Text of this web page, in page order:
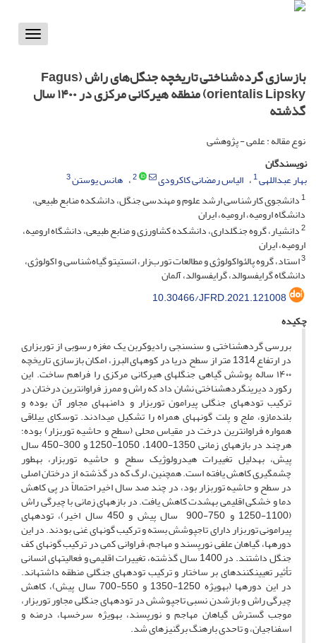
Toggle
بازسازی گرده‌شناختی تاریخچه جنگل‌های راش (‏Fagus
orientalis Lipsky‏) منطقه هیرکانی مرکزی در ۱۴۰۰ سال
گذشته
نوع مقاله : علمی - پژوهشی
نویسندگان
بهار عبداللهی1 الیاس رمضانی کاکرودی 2 هانس یوستن3
1دانشجوی کارشناسی ارشد علوم و مهندسی جنگل، دانشکده منابع طبیعی،
دانشگاه ارومیه، ارومیه، ایران
2دانشیار، گروه جنگلداری، دانشکده کشاورزی و منابع طبیعی، دانشگاه ارومیه،
ارومیه، ایران
3استاد، گروه پالئواکولوژی و مطالعات تورب‌زار، انستیتو گیاه‌شناسی و اکولوژی،
دانشگاه گرایفسوالد، گرایفسوالد، آلمان
10.30466/JFRD.2021.121008
چکیده
بررسی گرده­شناختی و سن­سنجی رادیوکربن یک مغزه رسوبی از توربزاری
در ارتفاع 1314 متر از سطح دریا در کوه­های البرز، امکان بازسازی تاریخچه
۱۴۰۰ ساله پوشش گیاهی جنگل­های هیرکانی مرکزی را فراهم ساخت. این
رکورد دیرین­گرده­شناختی نشان داد که راش و ممرز فراوان­ترین درختان در
ترکیب توده­های جنگلی پیرامون توربزار و دامنه­های مجاور آن بوده و
بلندمازو، ملج و پلت گونه­های همراه را تشکیل می­دادند. توسکای ییلاقی
همواره فراوان­ترین درخت در مقیاس محلی (سطح و حاشیه توربزار) بوده؛
هرچند در بازه­های زمانی 1350-1400، 1050-1250 و 300-450 سال
پیش، به­دلیل تغییرات هیدرولوژیک سطح و حاشیه توربزار، به­طور
چشمگیری کاهش یافته است. همچنین، لرگ که در گذشته از درختان اصلی
در سطح و حاشیه توربزار بود، در چند صد سال اخیر احتمالاً در پی کاهش
دما و خشکی اقلیمی به­شدت کاهش یافت. در بازه­های زمانی با چیرگی راش
(1100-1250 و 750-900 سال پیش و 450 سال اخیر)، توده­های
پیرامونی توربزار دارای تاج­پوشش بسته و ترکیب گونه­ای غنی بودند. در این
دوره­ها، گیاهان علفی نورپسند و مهاجم، فراوانی کمی در ترکیب گونه­ای کف
جنگل داشتند. در 1400 سال گذشته، تغییرات اقلیمی و فعالیت­های انسانی
تأثیر تعیین­کننده­ای بر ساختار و ترکیب توده­های جنگلی منطقه داشته­اند.
در این دوره­ها (به­ویژه 1250-1350 و 550-700 سال پیش)، کاهش
چیرگی راش و بازشدن نسبی تاج­پوشش در توده­های جنگلی مجاور توربزار،
موجب گسترش گیاهان مهاجم و نورپسند، به­ویژه سرخس­ها، درمنه و
اسفناجیان، و تاحدی بارهنگ برگ­نیزه­ای شد.